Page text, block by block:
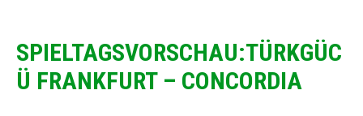
SPIELTAGSVORSCHAU:TÜRKGÜC
Ü FRANKFURT – CONCORDIA